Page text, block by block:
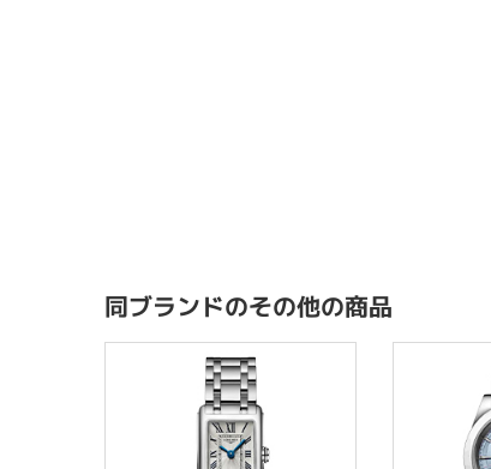
同ブランドのその他の商品